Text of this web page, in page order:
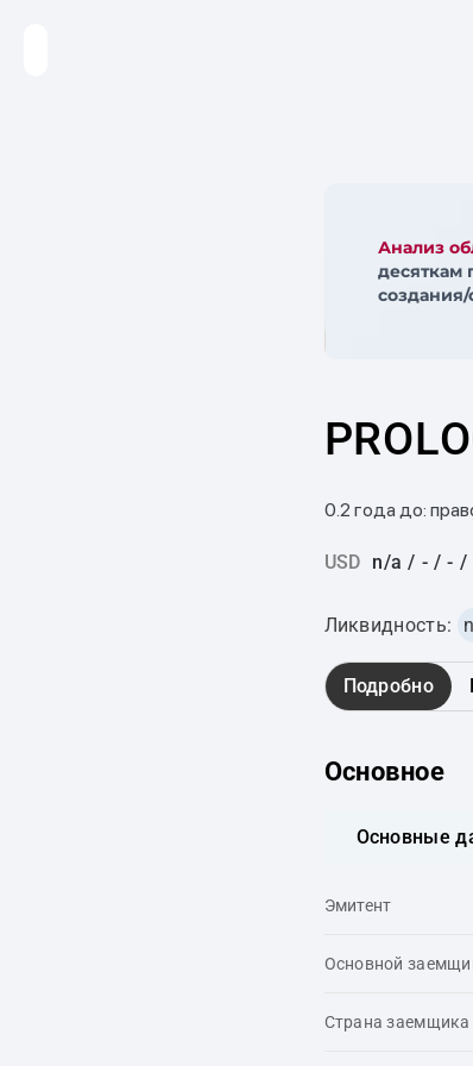
Анализ
десяткам
0.2 года до:
USD n/a / - / - /
Ликвидность:
Подробно
Основное
Основные
Эмитент
Основной
Страна заемщика